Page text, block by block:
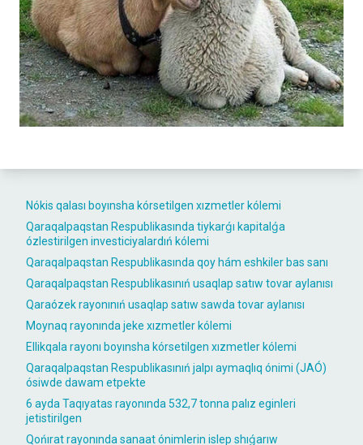
Nókis qalası boyınsha kórsetilgen xızmetler kólemi
Qaraqalpaqstan Respublikasında tiykarǵı kapitalǵa
ózlestirilgen investiciyalardıń kólemi
Qaraqalpaqstan Respublikasında qoy hám eshkiler bas sanı
Qaraqalpaqstan Respublikasınıń usaqlap satıw tovar aylanısı
Qaraózek rayonınıń usaqlap satıw sawda tovar aylanısı
Moynaq rayonında jeke xızmetler kólemi
Ellikqala rayonı boyınsha kórsetilgen xızmetler kólemi
Qaraqalpaqstan Respublikasınıń jalpı aymaqlıq ónimi (JAÓ)
ósiwde dawam etpekte
6 ayda Taqıyatas rayonında 532,7 tonna palız eginleri
jetistirilgen
Qońırat rayonında sanaat ónimlerin islep shıǵarıw